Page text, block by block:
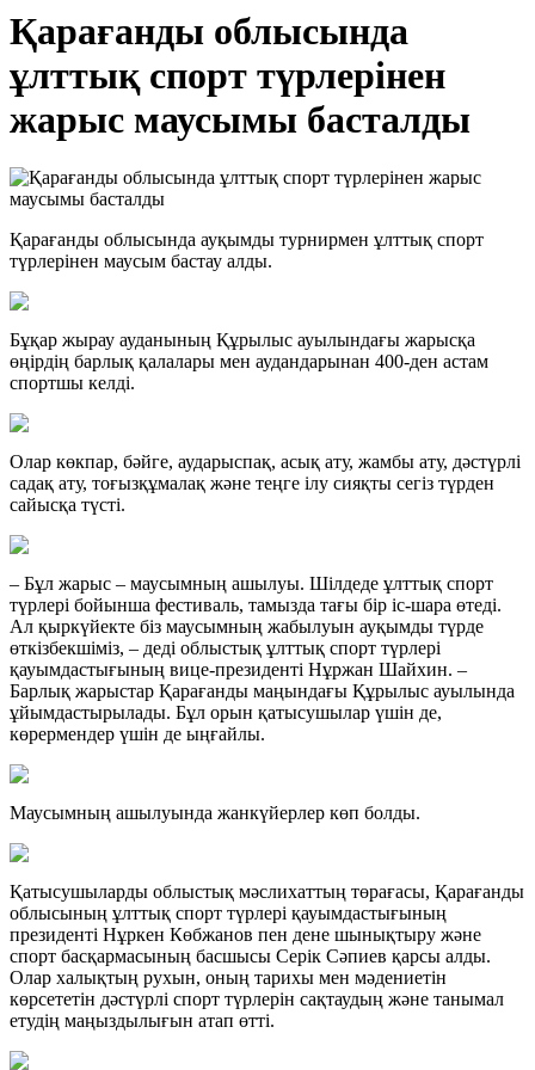
Қарағанды облысында
ұлттық спорт түрлерінен
жарыс маусымы басталды
Қарағанды облысында ауқымды турнирмен ұлттық спорт
түрлерінен маусым бастау алды.
Бұқар жырау ауданының Құрылыс ауылындағы жарысқа
өңірдің барлық қалалары мен аудандарынан 400-ден астам
спортшы келді.
Олар көкпар, бәйге, аударыспақ, асық ату, жамбы ату, дәстүрлі
садақ ату, тоғызқұмалақ және теңге ілу сияқты сегіз түрден
сайысқа түсті.
– Бұл жарыс – маусымның ашылуы. Шілдеде ұлттық спорт
түрлері бойынша фестиваль, тамызда тағы бір іс-шара өтеді.
Ал қыркүйекте біз маусымның жабылуын ауқымды түрде
өткізбекшіміз, – деді облыстық ұлттық спорт түрлері
қауымдастығының вице-президенті Нұржан Шайхин. –
Барлық жарыстар Қарағанды маңындағы Құрылыс ауылында
ұйымдастырылады. Бұл орын қатысушылар үшін де,
көрермендер үшін де ыңғайлы.
Маусымның ашылуында жанкүйерлер көп болды.
Қатысушыларды облыстық мәслихаттың төрағасы, Қарағанды
облысының ұлттық спорт түрлері қауымдастығының
президенті Нұркен Көбжанов пен дене шынықтыру және
спорт басқармасының басшысы Серік Сәпиев қарсы алды.
Олар халықтың рухын, оның тарихы мен мәдениетін
көрсететін дәстүрлі спорт түрлерін сақтаудың және танымал
етудің маңыздылығын атап өтті.